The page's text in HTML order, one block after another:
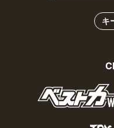
キ